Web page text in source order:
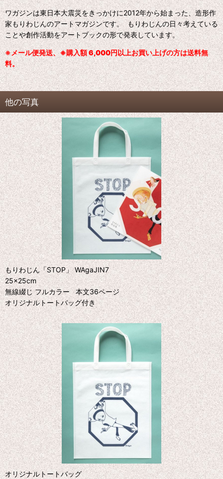
ワガジンは東日本大震災をきっかけに2012年から始まった、造形作
家もりわじんのアートマガジンです。 もりわじんの日々考えている
ことや創作活動をアートブックの形で発表しています。
※メール便発送、※購入額 6,000円以上お買い上げの方は送料無
料。
他の写真
もりわじん「STOP」 WAgaJIN7
25×25cm
無線綴じ フルカラー 本文36ページ
オリジナルトートバッグ付き
オリジナルトートバッグ